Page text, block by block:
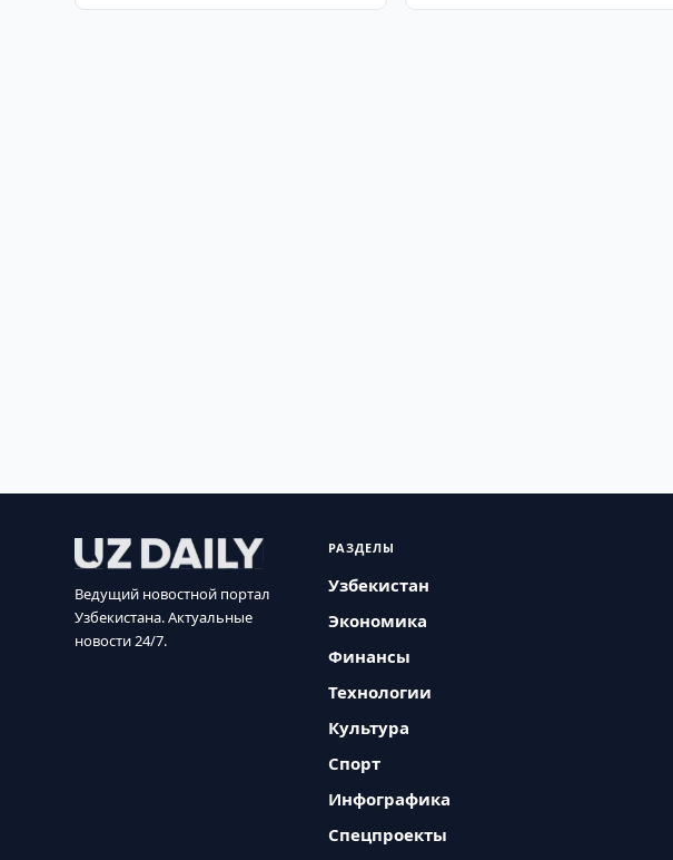
Ведущий новостной портал
Узбекистана. Актуальные
новости 24/7.
РАЗДЕЛЫ
Узбекистан
Экономика
Финансы
Технологии
Культура
Спорт
Инфографика
Спецпроекты